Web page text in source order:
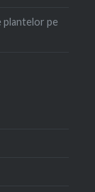
plantelor pe